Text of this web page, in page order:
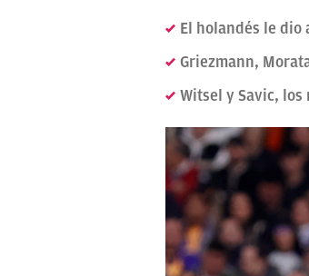
El holandés le dio
Griezmann,
Witsel y Savic,